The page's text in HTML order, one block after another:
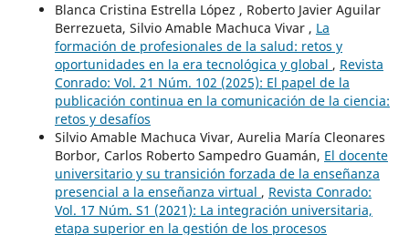
Blanca Cristina Estrella López , Roberto Javier Aguilar
Berrezueta, Silvio Amable Machuca Vivar , La
formación de profesionales de la salud: retos y
oportunidades en la era tecnológica y global , Revista
Conrado: Vol. 21 Núm. 102 (2025): El papel de la
publicación continua en la comunicación de la ciencia:
retos y desafíos
Silvio Amable Machuca Vivar, Aurelia María Cleonares
Borbor, Carlos Roberto Sampedro Guamán, El docente
universitario y su transición forzada de la enseñanza
presencial a la enseñanza virtual , Revista Conrado:
Vol. 17 Núm. S1 (2021): La integración universitaria,
etapa superior en la gestión de los procesos